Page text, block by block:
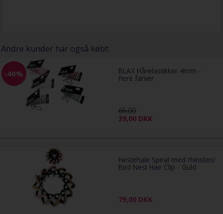
Andre kunder har også købt:
-40% BLAX Hårelastikker 4mm -
flere farver
65,00
39,00 DKK
Hestehale Spiral med rhinsten/
Bird Nest Hair Clip - Guld
79,00 DKK